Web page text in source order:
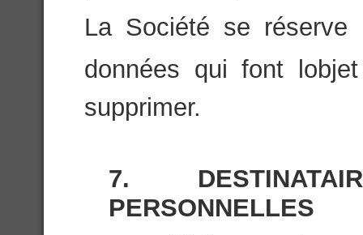
La Société se réserve
données qui font
supprimer.
7.
PERSONNELLES